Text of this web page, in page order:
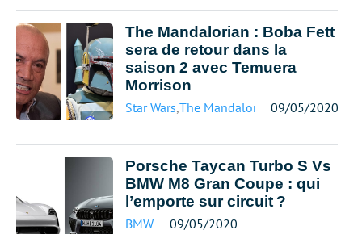
The Mandalorian : Boba Fett
sera de retour dans la
saison 2 avec Temuera
Morrison
Star Wars,The Mandalorian09/05/2020
Porsche Taycan Turbo S Vs
BMW M8 Gran Coupe : qui
l’emporte sur circuit ?
BMW 09/05/2020